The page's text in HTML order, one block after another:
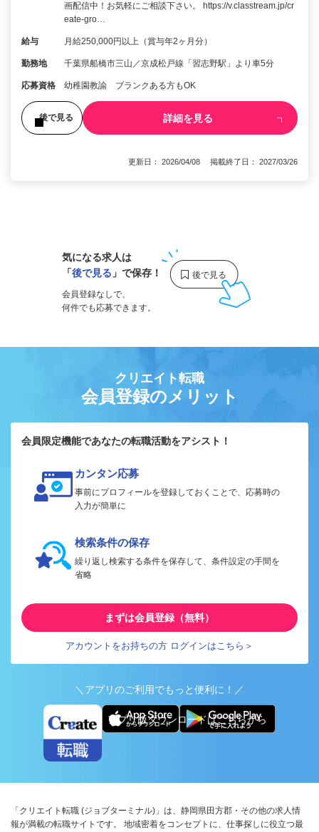
画配信中！お気軽にご相談下さい。 https://v.classtream.jp/cr
eate-gro…
給与 月給250,000円以上（賞与年2ヶ月分）
勤務地 千葉県船橋市三山／京成松戸線「習志野駅」より車5分
応募資格 幼稚園教諭 ブランクある方もOK
後で見る 詳細を見る
更新日： 2026/04/08 掲載終了日： 2027/03/26
気になる求人は
「後で見る 」で保存！
会員登録なしで、
何件でも応募できます。
クリエイト転職
会員登録のメリット
会員限定機能であなたの転職活動をアシスト！
カンタン応募
事前にプロフィールを登録しておくことで、応募時の
入力が簡単に
検索条件の保存
繰り返し検索する条件を保存して、条件設定の手間を
省略
まずは会員登録（無料）
アカウントをお持ちの方 ログインはこちら＞
＼アプリのご利用でもっと便利に！／
アプリ版ダウンロードはこちらから
「クリエイト転職 (ジョブターミナル)」は、静岡県田方郡・その他の求人情
報が満載の転職サイトです。 地域密着をコンセプトに、仕事探しに役立つ最